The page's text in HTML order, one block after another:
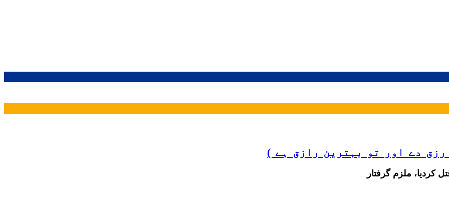
دے اور تو بہترین رازق ہے )
کردیا، ملزم گرفتار